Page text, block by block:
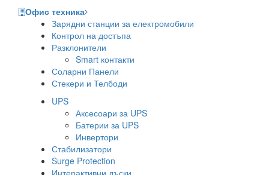
Офис техника
Зарядни станции за електромобили
Контрол на достъпа
Разклонители
Smart контакти
Соларни Панели
Стекери и Телбоди
UPS
Аксесоари за UPS
Батерии за UPS
Инвертори
Стабилизатори
Surge Protection
Интерактивни дъски